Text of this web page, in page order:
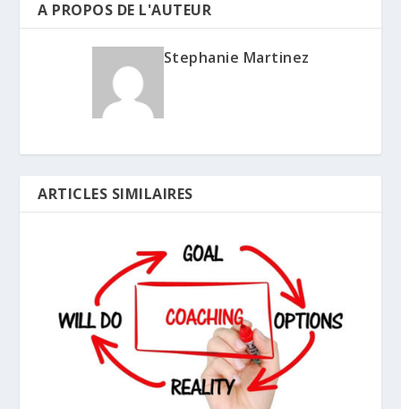
A PROPOS DE L'AUTEUR
Stephanie Martinez
ARTICLES SIMILAIRES